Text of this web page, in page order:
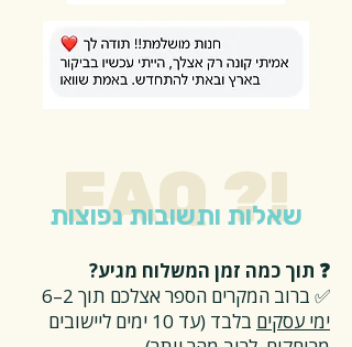
FAQ ?!
שאלות ותשובות נפוצות
❓ תוך כמה זמן המשלוח מגיע?
✅ ברוב המקרים הספר אצלכם תוך 2–6
ימי עסקים
בלבד (עד 10 ימים ליישובים